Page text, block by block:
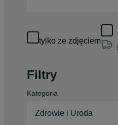
tylko ze zdjęciem
Filtry
Kategoria
Zdrowie i Uroda